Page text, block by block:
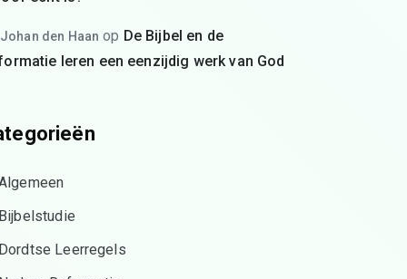
Johan den Haan op De Bijbel en de
leren een eenzijdig werk van God
Leerregels